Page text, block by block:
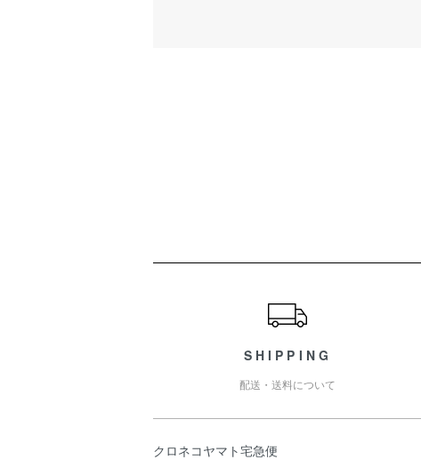
SHIPPING
配送・送料について
クロネコヤマト宅急便